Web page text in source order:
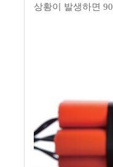
상황이 발생하면 90